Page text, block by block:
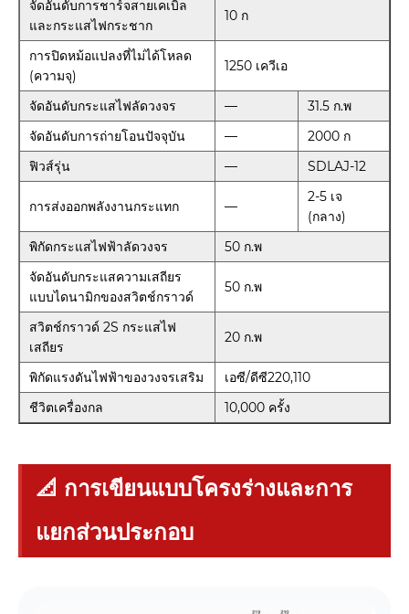
จัดอันดับการชาร์จสายเคเบิล
และกระแสไฟกระชาก
10 ก
การปิดหม้อแปลงที่ไม่ได้โหลด
(ความจุ)
1250 เควีเอ
จัดอันดับกระแสไฟลัดวงจร —
31.5 ก.พ
จัดอันดับการถ่ายโอนปัจจุบัน
—
2000 ก
ฟิวส์รุ่น
— SDLAJ-12
การส่งออกพลังงานกระแทก —
2-5 เจ
(กลาง)
พิกัดกระแสไฟฟ้าลัดวงจร
50 ก.พ
จัดอันดับกระแสความเสถียร
แบบไดนามิกของสวิตช์กราวด์
50 ก.พ
สวิตช์กราวด์ 2S กระแสไฟ
เสถียร
20 ก.พ
พิกัดแรงดันไฟฟ้าของวงจรเสริม
เอซี/ดีซี220,110
ชีวิตเครื่องกล
10,000 ครั้ง
📐 การเขียนแบบโครงร่างและการ
แยกส่วนประกอบ